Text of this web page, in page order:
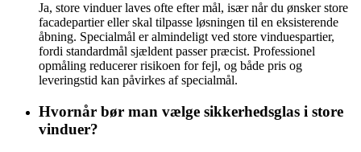
Ja, store vinduer laves ofte efter mål, især når du ønsker store
facadepartier eller skal tilpasse løsningen til en eksisterende
åbning. Specialmål er almindeligt ved store vinduespartier,
fordi standardmål sjældent passer præcist. Professionel
opmåling reducerer risikoen for fejl, og både pris og
leveringstid kan påvirkes af specialmål.
Hvornår bør man vælge sikkerhedsglas i store
vinduer?